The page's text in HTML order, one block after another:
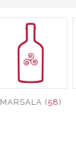
MARSALA (58)